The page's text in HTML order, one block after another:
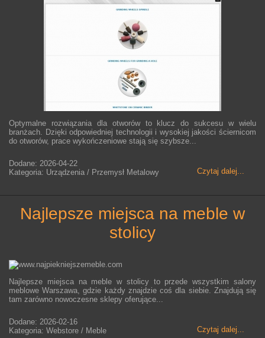
Optymalne rozwiązania dla otworów to klucz do sukcesu w wielu
branżach. Dzięki odpowiedniej technologii i wysokiej jakości ściernicom
do otworów, prace wykończeniowe stają się szybsze...
Czytaj dalej...
Dodane: 2026-04-22
Kategoria: Urządzenia / Przemysł Metalowy
najlepsze miejsca na meble w
stolicy
Najlepsze miejsca na meble w stolicy to przede wszystkim salony
meblowe Warszawa, gdzie każdy znajdzie coś dla siebie. Znajdują się
tam zarówno nowoczesne sklepy oferujące...
Czytaj dalej...
Dodane: 2026-02-16
Kategoria: Webstore / Meble